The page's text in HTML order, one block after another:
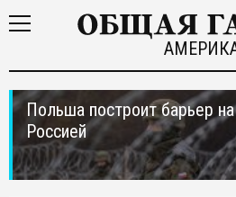
Польша построит барьер
Россией